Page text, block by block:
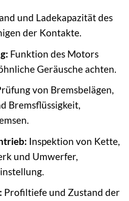
und Ladekapazität des
der Kontakte.
Funktion des Motors
Geräusche achten.
von Bremsbelägen,
Bremsflüssigkeit,
Inspektion von Kette,
und Umwerfer,
Profiltiefe und Zustand der